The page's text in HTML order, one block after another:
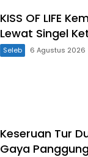
KISS OF LIFE
Lewat Singel
Seleb 6 Agustus 2026
Keseruan Tur
Gaya